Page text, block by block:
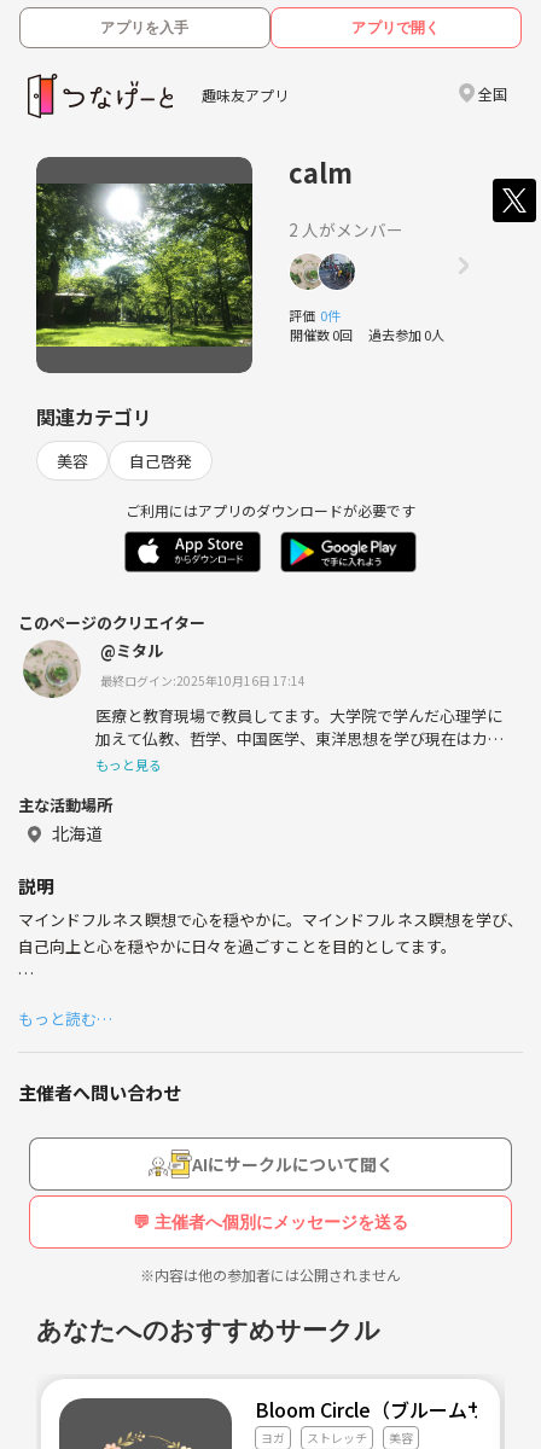
アプリを入手 アプリで開く
趣味友アプリ 全国
calm
2 人がメンバー
評価 0件
開催数 0回 過去参加 0人
関連カテゴリ
美容 自己啓発
ご利用にはアプリのダウンロードが必要です
このページのクリエイター
@ミタル
最終ログイン:2025年10月16日 17:14
医療と教育現場で教員してます。大学院で学んだ心理学に
加えて仏教、哲学、中国医学、東洋思想を学び現在はカウ
ンセラーや占い鑑定師の仕事もやってます。若い人達の役
い、知りたい、人の役に立てる自分になりたい人との出会
いを求めてます。趣味は植物を育てること、野鳥を見るこ
もっと見る
主な活動場所
北海道
説明
マインドフルネス瞑想で心を穏やかに。マインドフルネス瞑想を学び、
自己向上と心を穏やかに日々を過ごすことを目的としてます。
10代20代のこれから社会を担う若い世代向けサークルです。
【サークル設立の想い】
多くの方々が病んでいる現代。ストレスはつきもの。病気になる前に心
と身体の健康を取り戻したい。 病気が悪化する前に改善させたい。
予防医学への思いは現役で病院ナースをしていた時から日々募っていま
した。大学院で予防医学を研究し、大学教員の側ら医療系NPO活動を経
て、現在は様々な観点からカウンセリングも行なっています。
マインドフルネス瞑想を学ぶうちに病気の方だけではなく、今健康な若
い世代こそ取り入れられると良いと思うようになりました。
そこには無限に近い価値があるからです。
これから社会を担う若い世代からの要望が多くサークルとして立ち上げ
もっと読む…
主催者へ問い合わせ
AIにサークルについて聞く
💬 主催者へ個別にメッセージを送る
※内容は他の参加者には公開されません
あなたへのおすすめサークル
Bloom Circle（ブルームサー
ヨガ ストレッチ 美容